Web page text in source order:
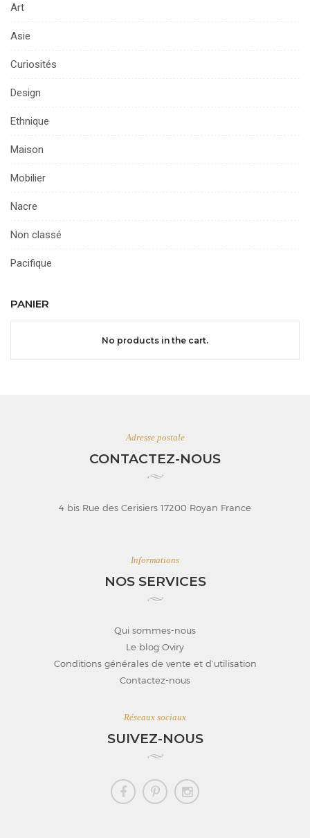
Art
Asie
Curiosités
Design
Ethnique
Maison
Mobilier
Nacre
Non classé
Pacifique
PANIER
No products in the cart.
Adresse postale
CONTACTEZ-NOUS
4 bis Rue des Cerisiers 17200 Royan France
Informations
NOS SERVICES
Qui sommes-nous
Le blog Oviry
Conditions générales de vente et d’utilisation
Contactez-nous
Réseaux sociaux
SUIVEZ-NOUS